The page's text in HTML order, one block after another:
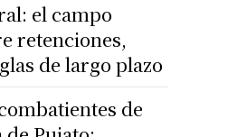
el campo
retenciones,
de largo plazo
de